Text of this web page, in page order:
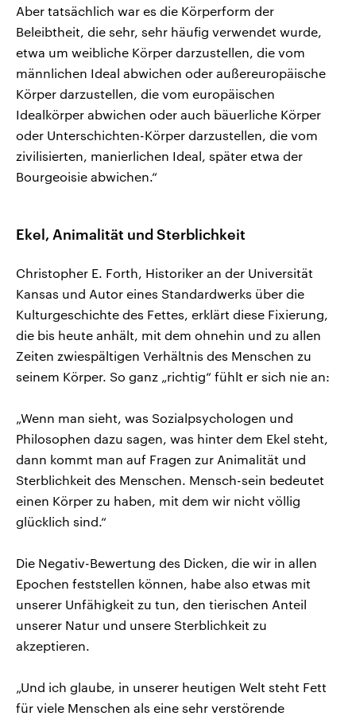
Aber tatsächlich war es die Körperform der
Beleibtheit, die sehr, sehr häufig verwendet wurde,
etwa um weibliche Körper darzustellen, die vom
männlichen Ideal abwichen oder außereuropäische
Körper darzustellen, die vom europäischen
Idealkörper abwichen oder auch bäuerliche Körper
oder Unterschichten-Körper darzustellen, die vom
zivilisierten, manierlichen Ideal, später etwa der
Bourgeoisie abwichen.“
Ekel, Animalität und Sterblichkeit
Christopher E. Forth, Historiker an der Universität
Kansas und Autor eines Standardwerks über die
Kulturgeschichte des Fettes, erklärt diese Fixierung,
die bis heute anhält, mit dem ohnehin und zu allen
Zeiten zwiespältigen Verhältnis des Menschen zu
seinem Körper. So ganz „richtig“ fühlt er sich nie an:
„Wenn man sieht, was Sozialpsychologen und
Philosophen dazu sagen, was hinter dem Ekel steht,
dann kommt man auf Fragen zur Animalität und
Sterblichkeit des Menschen. Mensch-sein bedeutet
einen Körper zu haben, mit dem wir nicht völlig
glücklich sind.“
Die Negativ-Bewertung des Dicken, die wir in allen
Epochen feststellen können, habe also etwas mit
unserer Unfähigkeit zu tun, den tierischen Anteil
unserer Natur und unsere Sterblichkeit zu
akzeptieren.
„Und ich glaube, in unserer heutigen Welt steht Fett
für viele Menschen als eine sehr verstörende